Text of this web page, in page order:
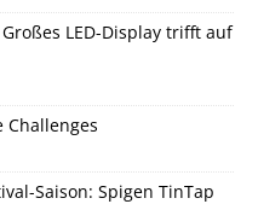
LED-Display trifft auf
Saison: Spigen TinTap